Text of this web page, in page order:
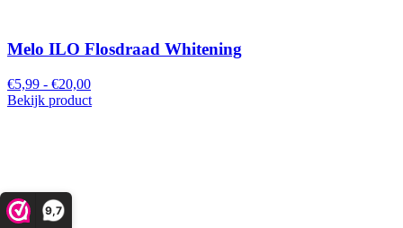
9,7
Melo ILO Flosdraad Whitening
€5,99 - €20,00
Bekijk product